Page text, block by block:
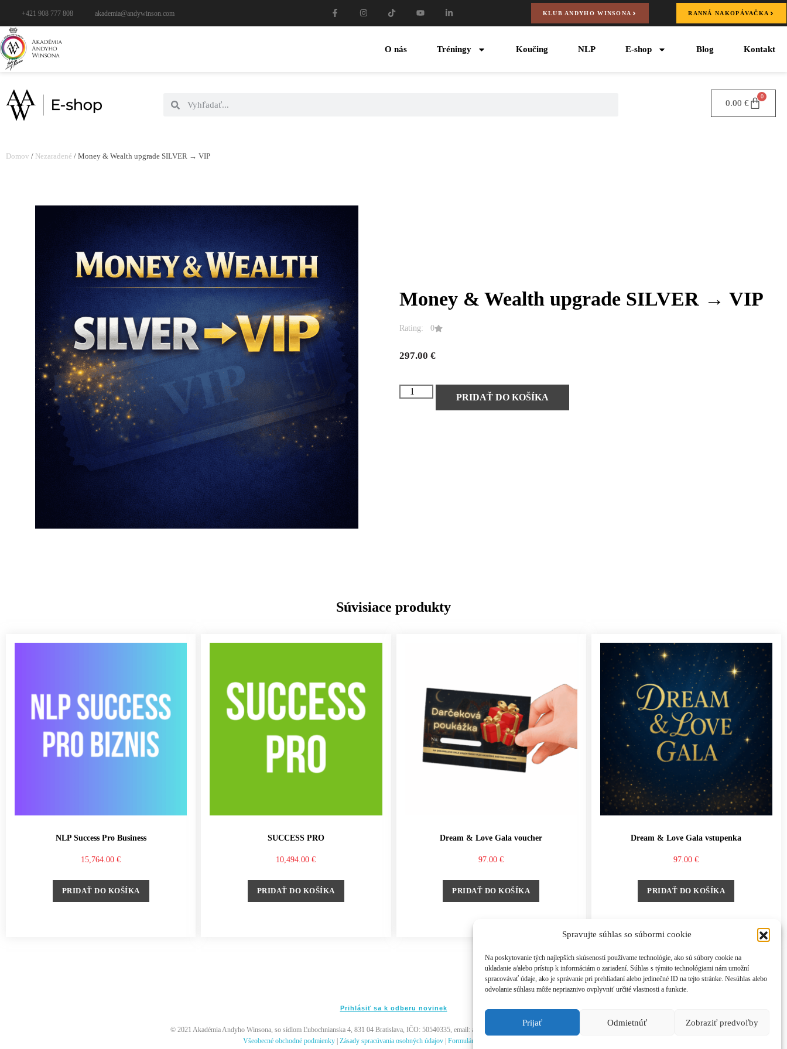
Spravujte súhlas so súbormi cookie
Na poskytovanie tých najlepších skúseností používame technológie, ako sú súbory cookie na
ukladanie a/alebo prístup k informáciám o zariadení. Súhlas s týmito technológiami nám umožní
spracovávať údaje, ako je správanie pri prehliadaní alebo jedinečné ID na tejto stránke. Nesúhlas alebo
odvolanie súhlasu môže nepriaznivo ovplyvniť určité vlastnosti a funkcie.
Prijať Odmietnúť Zobraziť predvoľby
+421 908 777 808 akademia@andywinson.com KLUB ANDYHO WINSONA RANNÁ NAKOPÁVAČKA
O nás Tréningy Koučing NLP E-shop Blog Kontakt
0.00€
0
Domov / Nezaradené / Money & Wealth upgrade SILVER → VIP
Money & Wealth upgrade SILVER → VIP
Rating: 0
297.00 €
PRIDAŤ DO KOŠÍKA
Súvisiace produkty
NLP Success Pro Business
15,764.00€
PRIDAŤ DO KOŠÍKA
SUCCESS PRO
10,494.00€
PRIDAŤ DO KOŠÍKA
Dream & Love Gala voucher
97.00€
PRIDAŤ DO KOŠÍKA
Dream & Love Gala vstupenka
97.00€
PRIDAŤ DO KOŠÍKA
Prihlásiť sa k odberu novinek
© 2021 Akadémia Andyho Winsona, so sídlom Ľubochnianska 4, 831 04 Bratislava, IČO: 50540335, email: akademia@andywinson.com, tel: +421 908 777 808
Všeobecné obchodné podmienky| Zásady spracúvania osobných údajov| Formulár na odstúpenie od zmluvy